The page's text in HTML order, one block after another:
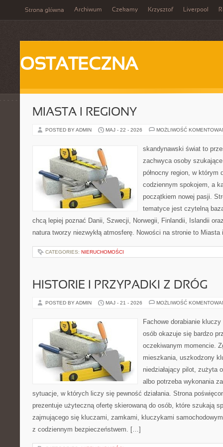
Strona główna Archiwum Czekamy Krzysztof Liverpool
OSTATECZNA
MIASTA I REGIONY
POSTED BY ADMIN MAJ - 22 - 2026 MOŻLIWOŚĆ
skandynawski świat to
zachwyca osoby
północny region, w
codziennym spokojem, a
początkiem nowej pasji.
tematyce jest czytelną
chcą lepiej poznać Danii, Szwecji, Norwegii, Finlandii, Islandii
natura tworzy niezwykłą atmosferę. Nowości na stronie to
CATEGORIES: NIERUCHOMOŚCI
HISTORIE I PRZYPADKI Z DRÓG
POSTED BY ADMIN MAJ - 21 - 2026 MOŻLIWOŚĆ
Fachowe dorabianie
osób okazuje się bardzo
oczekiwanym momencie.
mieszkania, uszkodzony
niedziałający pilot, zużyta
albo potrzeba wykonania
sytuacje, w których liczy się pewność działania. Strona
prezentuje użyteczną ofertę skierowaną do osób, które szukają
zajmującego się kluczami, zamkami, kluczykami
z codziennym bezpieczeństwem. […]